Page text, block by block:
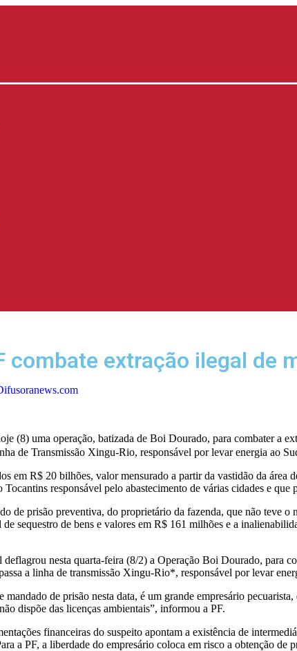
combate extração ilegal de
(8) uma operação, batizada de Boi Dourado, para combater a
de Transmissão Xingu-Rio, responsável por levar energia ao
em R$ 20 bilhões, valor mensurado a partir da vastidão da
responsável pelo abastecimento de várias cidades e
de prisão preventiva, do proprietário da fazenda, que não teve
sequestro de bens e valores em R$ 161 milhões e a
nesta quarta-feira (8/2) a Operação Boi Dourado, para
a linha de transmissão Xingu-Rio*, responsável por levar
de prisão nesta data, é um grande empresário
dispõe das licenças ambientais”, informou a PF.
financeiras do suspeito apontam a existência de
a PF, a liberdade do empresário coloca em risco a obtenção de